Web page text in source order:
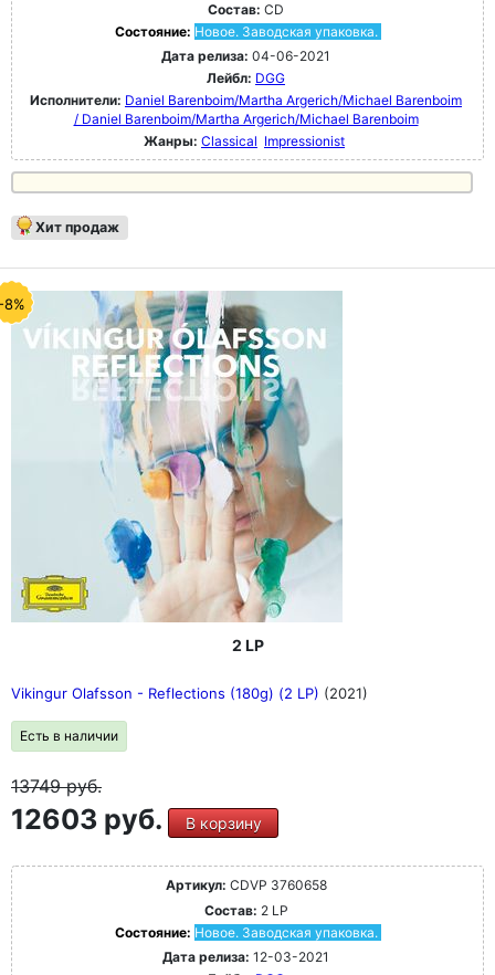
Состав: CD
Состояние: Новое. Заводская упаковка.
Дата релиза: 04-06-2021
Лейбл: DGG
Исполнители: Daniel Barenboim/Martha Argerich/Michael Barenboim
/ Daniel Barenboim/Martha Argerich/Michael Barenboim
Жанры: Classical Impressionist
Хит продаж
8%
2 LP
Vikingur Olafsson - Reflections (180g) (2 LP) (2021)
Есть в наличии
13749руб.
12603 руб. В корзину
Артикул: CDVP 3760658
Состав: 2 LP
Состояние: Новое. Заводская упаковка.
Дата релиза: 12-03-2021